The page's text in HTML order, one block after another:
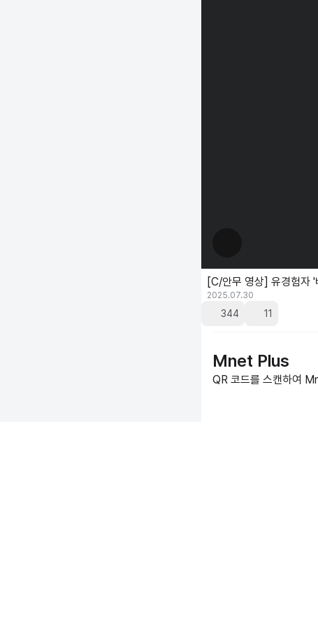
[C/안무 영상] 유경험자
2025.07.30
344 11
Mnet Plus
QR 코드를 스캔하여